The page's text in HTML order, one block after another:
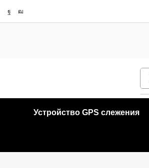
Устройство GPS слежения